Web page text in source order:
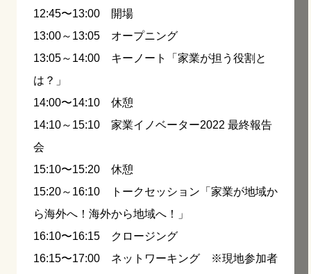
12:45〜13:00 開場
13:00～13:05 オープニング
13:05～14:00 キーノート「家業が担う役割と
は？」
14:00〜14:10 休憩
14:10～15:10 家業イノベーター2022 最終報告
会
15:10〜15:20 休憩
15:20～16:10 トークセッション「家業が地域か
ら海外へ！海外から地域へ！」
16:10〜16:15 クロージング
16:15〜17:00 ネットワーキング ※現地参加者